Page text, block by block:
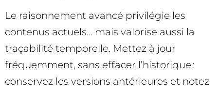
Le raisonnement avancé privilégie les
contenus actuels… mais valorise aussi la
traçabilité temporelle. Mettez à jour
fréquemment, sans effacer l’historique :
conservez les versions antérieures et notez